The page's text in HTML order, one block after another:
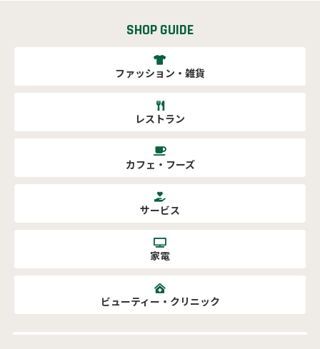
SHOP GUIDE
ファッション・雑貨
レストラン
カフェ・フーズ
サービス
家電
ビューティー・クリニック